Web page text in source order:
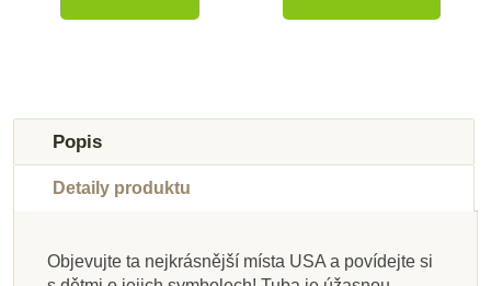
Do školy Do školy
Do školy Do školy
Do školy Do školy
Do školy Do školy
Popis
Detaily produktu
Objevujte ta nejkrásnější místa USA a povídejte si